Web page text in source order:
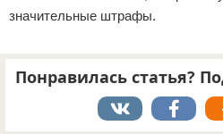
значительные штрафы.
Понравилась статья?